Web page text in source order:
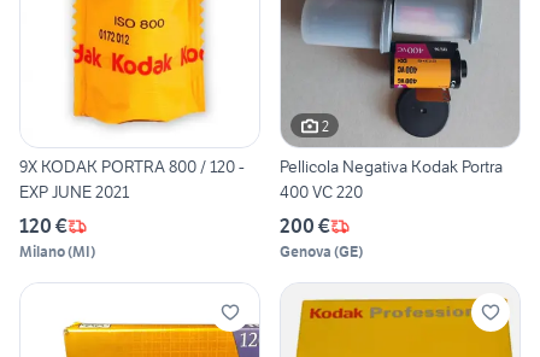
9X KODAK PORTRA 800 / 120 -
EXP JUNE 2021
120 €
Milano(MI)
2
Pellicola Negativa Kodak Portra
400 VC 220
200 €
Genova (GE)